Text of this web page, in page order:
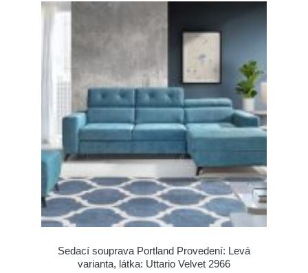
Sedací souprava Portland Provedení: Levá
varianta, látka: Uttario Velvet 2966